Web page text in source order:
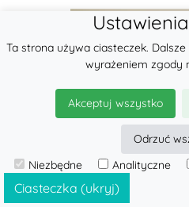
Ciasteczka (ukryj)
Ta strona używa ciasteczek.
wyrażeniem zgody
Akceptuj wszystko
Odrzuć
Niezbędne
Analityczne